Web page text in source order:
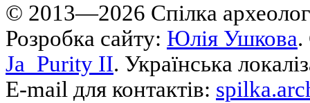
© 2013—2026 Cпілка
Розробка сайту: Юлія Ушкова.
Ja_Purity II. Українська
E-mail для контактів: